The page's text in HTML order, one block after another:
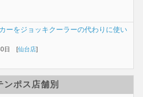
ーをジョッキクーラーの代わりに使い
日 [仙台店]
ンポス店舗別